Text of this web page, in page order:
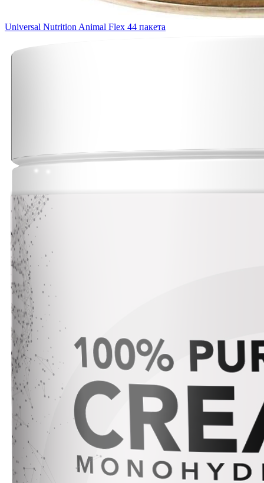
Universal Nutrition Animal Flex 44 пакета